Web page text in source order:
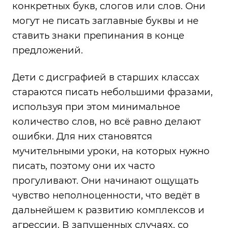
конкретных букв, слогов или слов. Они
могут не писать заглавные буквы и не
ставить знаки препинания в конце
предложений.
Дети с дисграфией в старших классах
стараются писать небольшими фразами,
используя при этом минимальное
количество слов, но всё равно делают
ошибки. Для них становятся
мучительными уроки, на которых нужно
писать, поэтому они их часто
прогуливают. Они начинают ощущать
чувство неполноценности, что ведёт в
дальнейшем к развитию комплексов и
агрессии. В запущенных случаях, со